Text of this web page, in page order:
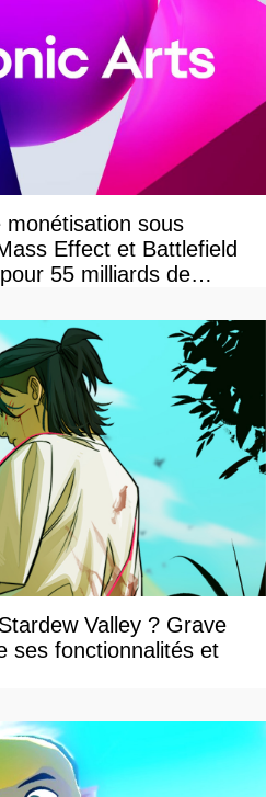
sous
Effect et Battlefield
55 milliards de
Valley ? Grave
ses fonctionnalités et